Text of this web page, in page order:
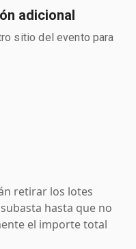
adicional
sitio del evento para
retirar los lotes
hasta que no
el importe total